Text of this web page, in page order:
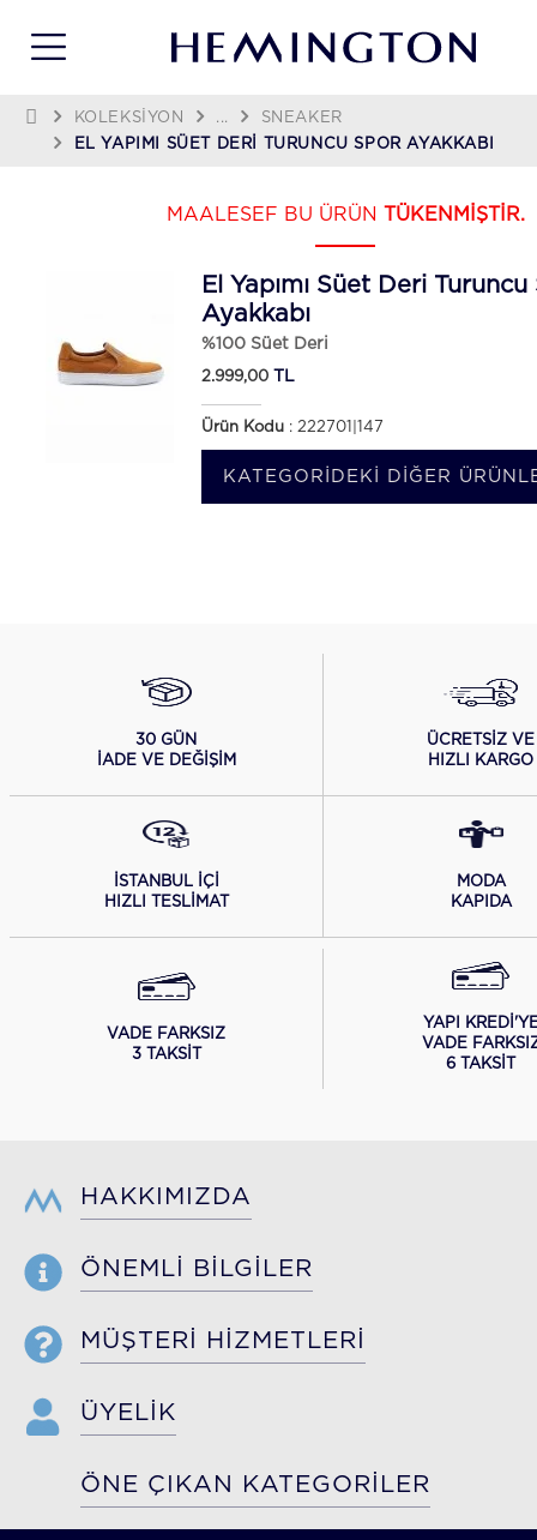
KOLEKSIYON ...
SNEAKER
EL YAPIMI SÜET DERI TURUNCU SPOR AYAKKABI
MAALESEF BU ÜRÜN TÜKENMİŞTİR.
El Yapımı Süet Deri
Ayakkabı
%100 Süet Deri
2.999,00 TL
Ürün Kodu : 222701|147
KATEGORIDEKI DIĞER
30 GÜN
İADE VE DEĞİŞİM
ÜCRETSİZ VE
HIZLI KARGO
İSTANBUL İÇİ
HIZLI TESLİMAT
MODA
KAPIDA
VADE FARKSIZ
3 TAKSİT
YAPI
VADE
6 TAKSİT
HAKKIMIZDA
ÖNEMLİ BİLGİLER
MÜŞTERİ HİZMETLERİ
ÜYELİK
ÖNE ÇIKAN KATEGORİLER